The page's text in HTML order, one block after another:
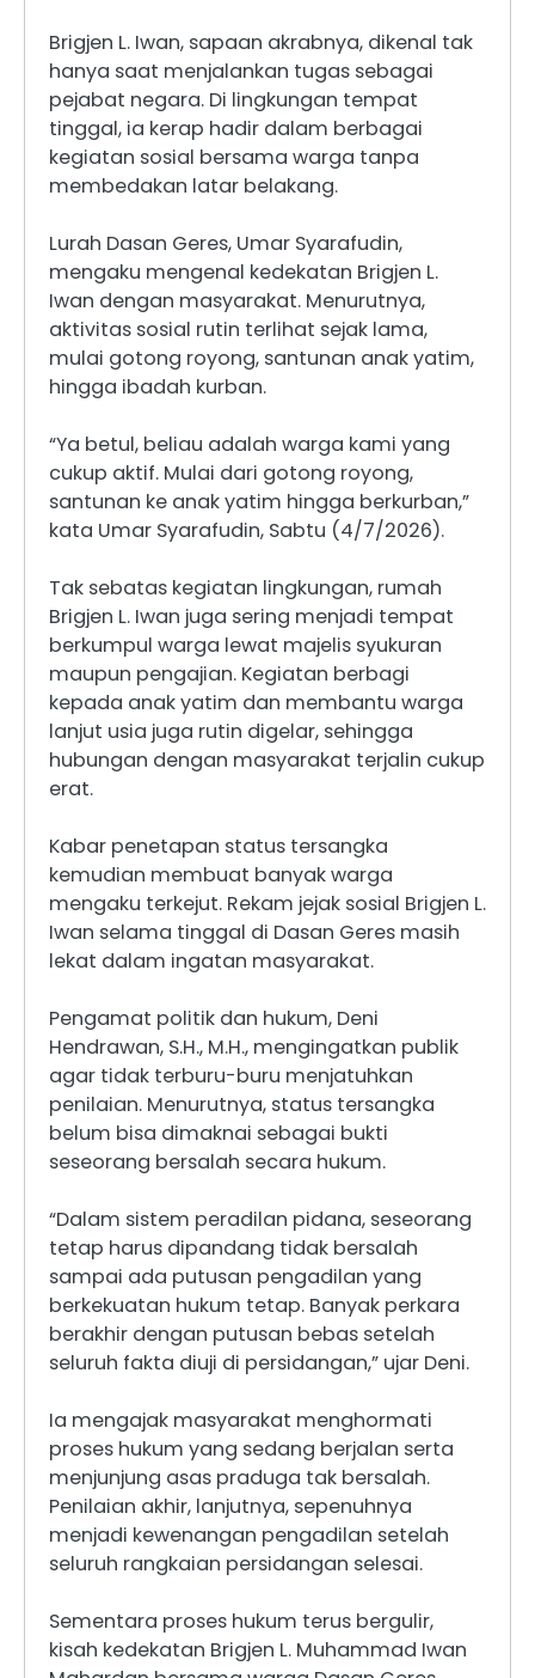
Brigjen L. Iwan, sapaan akrabnya, dikenal tak
hanya saat menjalankan tugas sebagai
pejabat negara. Di lingkungan tempat
tinggal, ia kerap hadir dalam berbagai
kegiatan sosial bersama warga tanpa
membedakan latar belakang.
Lurah Dasan Geres, Umar Syarafudin,
mengaku mengenal kedekatan Brigjen L.
Iwan dengan masyarakat. Menurutnya,
aktivitas sosial rutin terlihat sejak lama,
mulai gotong royong, santunan anak yatim,
hingga ibadah kurban.
“Ya betul, beliau adalah warga kami yang
cukup aktif. Mulai dari gotong royong,
santunan ke anak yatim hingga berkurban,”
kata Umar Syarafudin, Sabtu (4/7/2026).
Tak sebatas kegiatan lingkungan, rumah
Brigjen L. Iwan juga sering menjadi tempat
berkumpul warga lewat majelis syukuran
maupun pengajian. Kegiatan berbagi
kepada anak yatim dan membantu warga
lanjut usia juga rutin digelar, sehingga
hubungan dengan masyarakat terjalin cukup
erat.
Kabar penetapan status tersangka
kemudian membuat banyak warga
mengaku terkejut. Rekam jejak sosial Brigjen L.
Iwan selama tinggal di Dasan Geres masih
lekat dalam ingatan masyarakat.
Pengamat politik dan hukum, Deni
Hendrawan, S.H., M.H., mengingatkan publik
agar tidak terburu-buru menjatuhkan
penilaian. Menurutnya, status tersangka
belum bisa dimaknai sebagai bukti
seseorang bersalah secara hukum.
“Dalam sistem peradilan pidana, seseorang
tetap harus dipandang tidak bersalah
sampai ada putusan pengadilan yang
berkekuatan hukum tetap. Banyak perkara
berakhir dengan putusan bebas setelah
seluruh fakta diuji di persidangan,” ujar Deni.
Ia mengajak masyarakat menghormati
proses hukum yang sedang berjalan serta
menjunjung asas praduga tak bersalah.
Penilaian akhir, lanjutnya, sepenuhnya
menjadi kewenangan pengadilan setelah
seluruh rangkaian persidangan selesai.
Sementara proses hukum terus bergulir,
kisah kedekatan Brigjen L. Muhammad Iwan